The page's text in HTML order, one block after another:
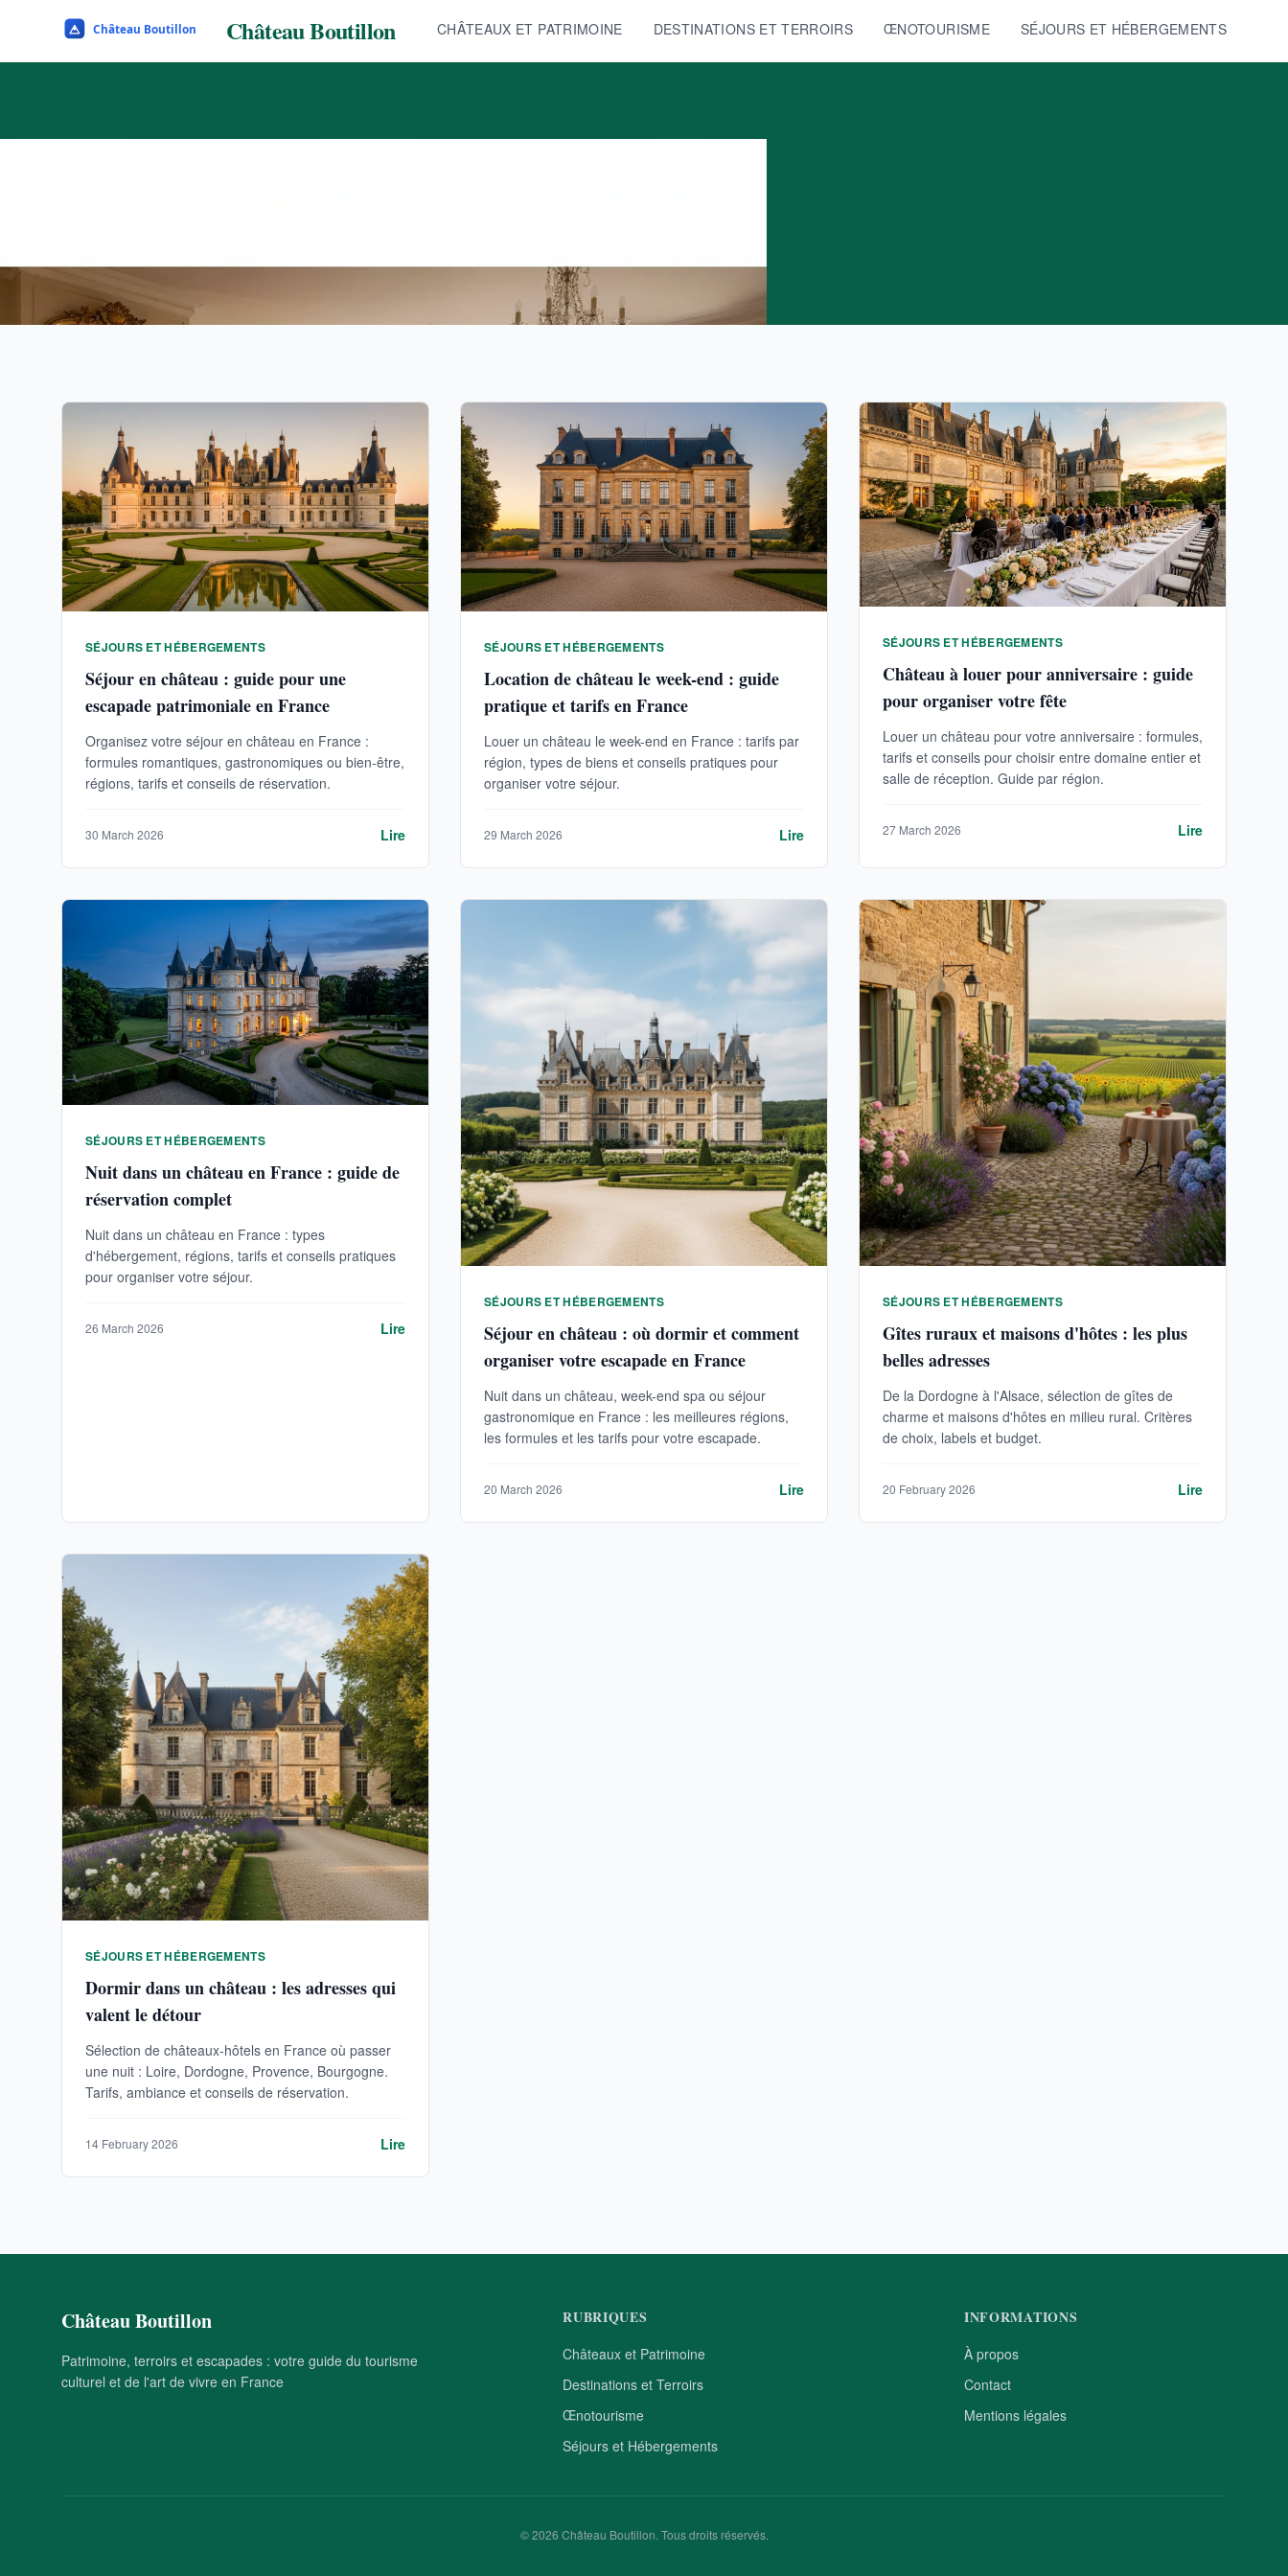
Château Boutillon CHÂTEAUX ET PATRIMOINE DESTINATIONS ET TERROIRS ŒNOTOURISME SÉJOURS ET HÉBERGEMENTS
SÉJOURS ET HÉBERGEMENTS
Séjour en château : guide pour une
escapade patrimoniale en France
Organisez votre séjour en château en France :
formules romantiques, gastronomiques ou bien-être,
régions, tarifs et conseils de réservation.
30 March 2026 Lire
SÉJOURS ET HÉBERGEMENTS
Location de château le week-end : guide
pratique et tarifs en France
Louer un château le week-end en France : tarifs par
région, types de biens et conseils pratiques pour
organiser votre séjour.
29 March 2026 Lire
SÉJOURS ET HÉBERGEMENTS
Château à louer pour anniversaire : guide
pour organiser votre fête
Louer un château pour votre anniversaire : formules,
tarifs et conseils pour choisir entre domaine entier et
salle de réception. Guide par région.
27 March 2026 Lire
SÉJOURS ET HÉBERGEMENTS
Nuit dans un château en France : guide de
réservation complet
Nuit dans un château en France : types
d'hébergement, régions, tarifs et conseils pratiques
pour organiser votre séjour.
26 March 2026 Lire
SÉJOURS ET HÉBERGEMENTS
Séjour en château : où dormir et comment
organiser votre escapade en France
Nuit dans un château, week-end spa ou séjour
gastronomique en France : les meilleures régions,
les formules et les tarifs pour votre escapade.
20 March 2026 Lire
SÉJOURS ET HÉBERGEMENTS
Gîtes ruraux et maisons d'hôtes : les plus
belles adresses
De la Dordogne à l'Alsace, sélection de gîtes de
charme et maisons d'hôtes en milieu rural. Critères
de choix, labels et budget.
20 February 2026 Lire
SÉJOURS ET HÉBERGEMENTS
Dormir dans un château : les adresses qui
valent le détour
Sélection de châteaux-hôtels en France où passer
une nuit : Loire, Dordogne, Provence, Bourgogne.
Tarifs, ambiance et conseils de réservation.
14 February 2026 Lire
Château Boutillon
Patrimoine, terroirs et escapades : votre guide du tourisme
culturel et de l'art de vivre en France
RUBRIQUES
Châteaux et Patrimoine
Destinations et Terroirs
Œnotourisme
Séjours et Hébergements
INFORMATIONS
À propos
Contact
Mentions légales
© 2026 Château Boutillon. Tous droits réservés.